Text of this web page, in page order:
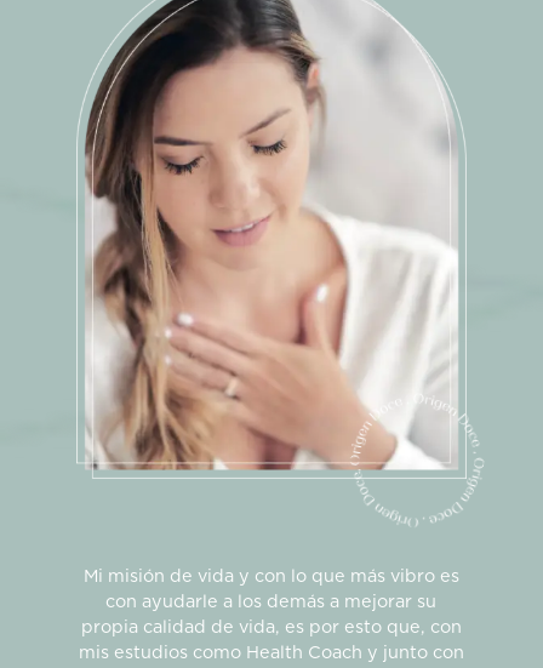
Mi misión de vida y con lo que más vibro es
con ayudarle a los demás a mejorar su
propia calidad de vida, es por esto que, con
mis estudios como Health Coach y junto con